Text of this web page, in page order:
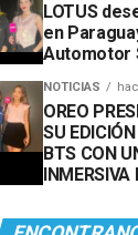
LOTUS
en
Automotor
NOTICIAS
OREO
SU
BTS CON